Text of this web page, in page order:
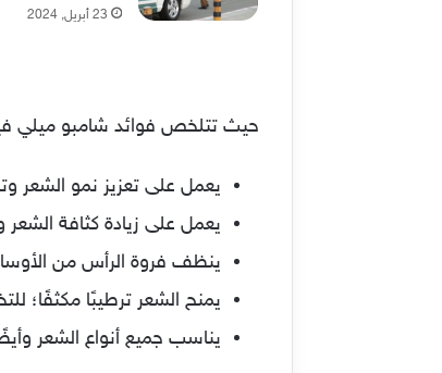
23 أبريل, 2024
حيث تتلخص فوائد شامبو ميلي
يعمل على تعزيز نمو الشعر
يعمل على زيادة كثافة الشعر
ينظف فروة الرأس من الأوساخ
يمنح الشعر ترطيبًا
يناسب جميع أنواع الشعر